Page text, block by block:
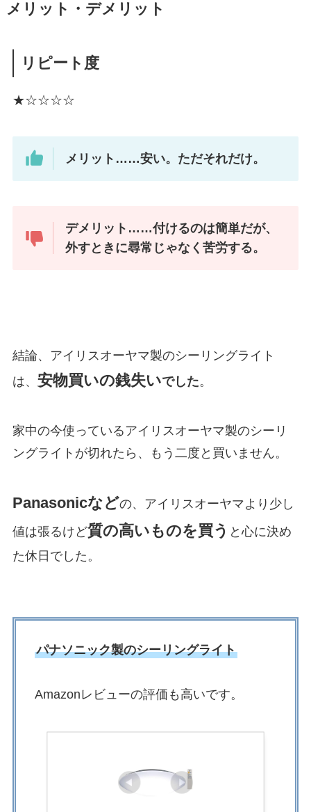
メリット・デメリット
リピート度
★☆☆☆☆
メリット……安い。ただそれだけ。
デメリット……付けるのは簡単だが、
外すときに尋常じゃなく苦労する。
結論、アイリスオーヤマ製のシーリングライト
は、 安物買いの銭失いでした。
家中の今使っているアイリスオーヤマ製のシーリ
ングライトが切れたら、もう二度と買いません。
Panasonicなどの、アイリスオーヤマより少し
値は張るけど質の高いものを買う と心に決め
た休日でした。
パナソニック製のシーリングライト
Amazonレビューの評価も高いです。